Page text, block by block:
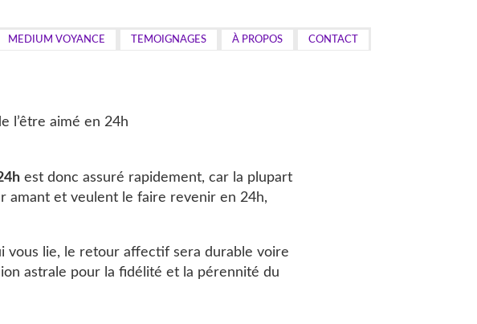
MEDIUM VOYANCE TEMOIGNAGES À PROPOS CONTACT
l’être aimé en 24h
est donc assuré rapidement, car la plupart
amant et veulent le faire revenir en 24h,
vous lie, le retour affectif sera durable voire
astrale pour la fidélité et la pérennité du